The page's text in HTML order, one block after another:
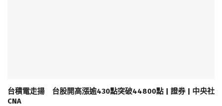
台積電走揚 台股開高漲逾430點突破44800點 | 證券 | 中央社
CNA